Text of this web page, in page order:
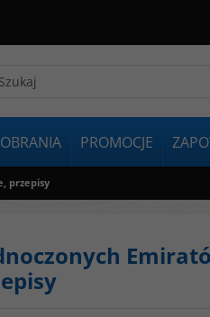
PROMOCJE
przepisy